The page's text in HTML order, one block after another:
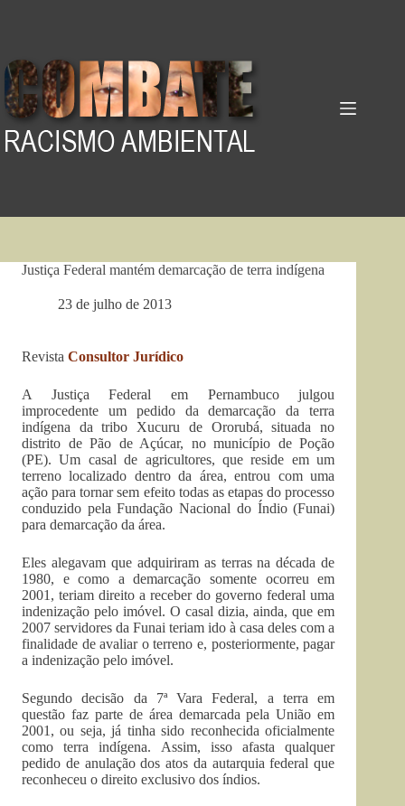
Justiça Federal mantém demarcação de terra indígena
23 de julho de 2013
Revista Consultor Jurídico
A Justiça Federal em Pernambuco julgou
improcedente um pedido da demarcação da terra
indígena da tribo Xucuru de Ororubá, situada no
distrito de Pão de Açúcar, no município de Poção
(PE). Um casal de agricultores, que reside em um
terreno localizado dentro da área, entrou com uma
ação para tornar sem efeito todas as etapas do processo
conduzido pela Fundação Nacional do Índio (Funai)
para demarcação da área.
Eles alegavam que adquiriram as terras na década de
1980, e como a demarcação somente ocorreu em
2001, teriam direito a receber do governo federal uma
indenização pelo imóvel. O casal dizia, ainda, que em
2007 servidores da Funai teriam ido à casa deles com a
finalidade de avaliar o terreno e, posteriormente, pagar
a indenização pelo imóvel.
Segundo decisão da 7ª Vara Federal, a terra em
questão faz parte de área demarcada pela União em
2001, ou seja, já tinha sido reconhecida oficialmente
como terra indígena. Assim, isso afasta qualquer
pedido de anulação dos atos da autarquia federal que
reconheceu o direito exclusivo dos índios.